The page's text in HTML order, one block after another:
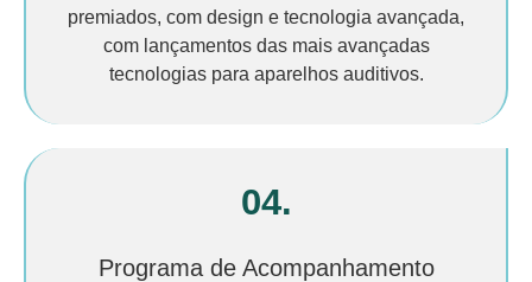
premiados, com design e tecnologia avançada,
com lançamentos das mais avançadas
tecnologias para aparelhos auditivos.
04.
Programa de Acompanhamento